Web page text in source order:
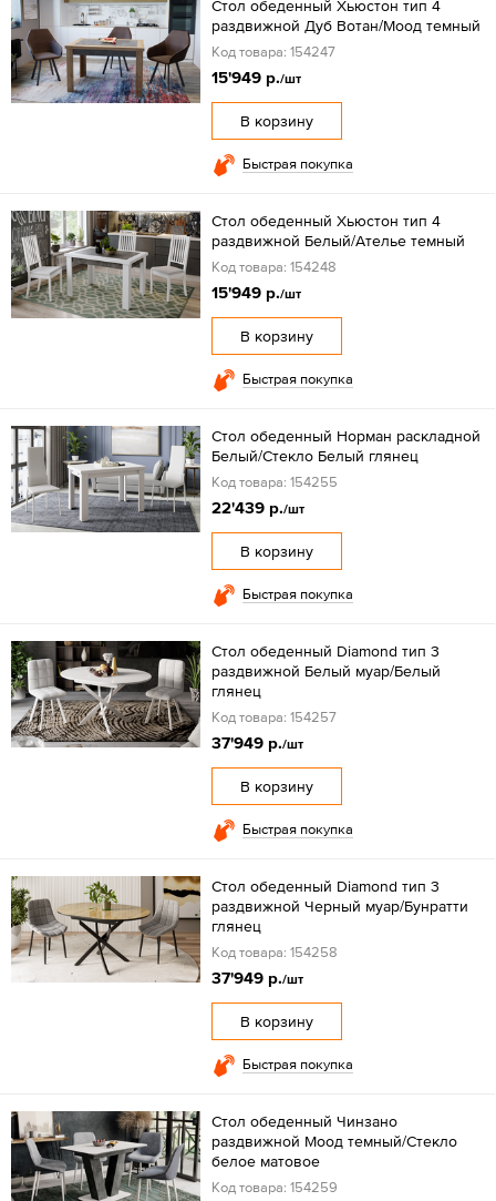
Стол обеденный Хьюстон тип 4
раздвижной Дуб Вотан/Моод темный
Код товара: 154247
15'949 р./шт
В корзину
Быстрая покупка
Стол обеденный Хьюстон тип 4
раздвижной Белый/Ателье темный
Код товара: 154248
15'949 р./шт
В корзину
Быстрая покупка
Стол обеденный Норман раскладной
Белый/Стекло Белый глянец
Код товара: 154255
22'439 р./шт
В корзину
Быстрая покупка
Стол обеденный Diamond тип 3
раздвижной Белый муар/Белый
глянец
Код товара: 154257
37'949 р./шт
В корзину
Быстрая покупка
Стол обеденный Diamond тип 3
раздвижной Черный муар/Бунратти
глянец
Код товара: 154258
37'949 р./шт
В корзину
Быстрая покупка
Стол обеденный Чинзано
раздвижной Моод темный/Стекло
белое матовое
Код товара: 154259